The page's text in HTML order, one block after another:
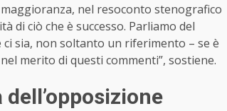
nel resoconto stenografico
di ciò che è successo. Parliamo del
ci sia, non soltanto un riferimento – se è
merito di questi commenti”, sostiene.